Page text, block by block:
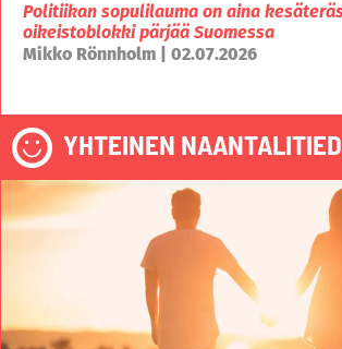
Politiikan sopulilauma on aina
oikeistoblokki pärjää Suomessa
Mikko Rönnholm | 02.07.2026
YHTEINEN